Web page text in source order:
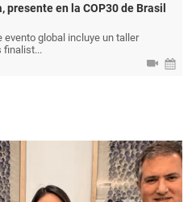
en la COP30 de Brasil
global incluye un taller
finalist...